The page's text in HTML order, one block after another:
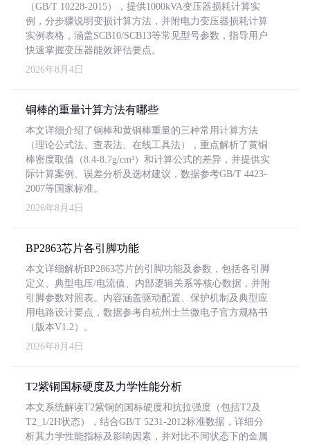
（GB/T 10228-2015），提供1000kVA变压器损耗计算实
例，分步骤说明变损计算方法，并附电力变压器损耗计算
实例表格，涵盖SCB10/SCB13等常见型号参数，指导用户
快速掌握变压器能效评估要点。
2026年8月4日
铜棒的重量计算方法有哪些
本文详细介绍了铜棒和黄铜棒重量的三种常用计算方法
（理论公式法、查表法、在线工具法），重点解析了黄铜
棒密度取值（8.4-8.7g/cm³）和计算公式的差异，并提供实
际计算案例、误差分析及选材建议，数据参考GB/T 4423-
2007等国家标准。
2026年8月4日
BP2863芯片各引脚功能
本文详细解析BP2863芯片的引脚功能及参数，包括各引脚
定义、典型电压/电流值、内部逻辑关系等核心数据，并附
引脚参数对照表。内容涵盖驱动配置、保护机制及典型应
用电路设计要点，数据参考自杭州士兰微电子官方规格书
（版本V1.2）。
2026年8月4日
T2紫铜国标硬度及力学性能分析
本文系统解读T2紫铜的国标硬度和抗拉强度（包括T2及
T2_1/2H状态），结合GB/T 5231-2012标准数据，详细分
析其力学性能指标及影响因素，并对比不同状态下的金属